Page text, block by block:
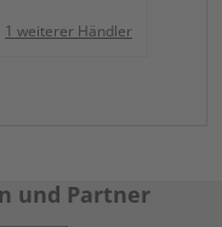
1 weiterer Händler
und Partner